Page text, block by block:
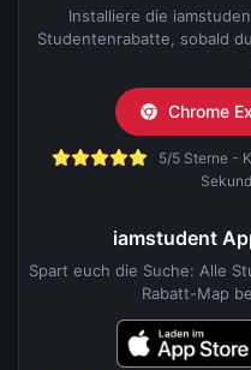
Installiere die
Studentenrabatte, sobald
Chrome
5/5 Sterne -
iamstudent
Spart euch die Suche: Alle
Rabatt-Map